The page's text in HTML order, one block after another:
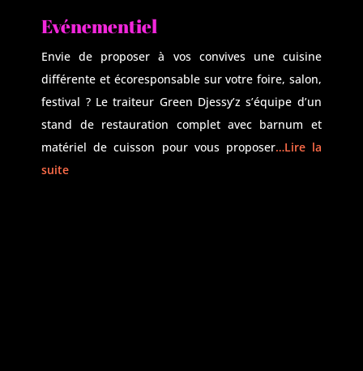
Evénementiel
Envie de proposer à vos convives une cuisine
différente et écoresponsable sur votre foire, salon,
festival ? Le traiteur Green Djessy’z s’équipe d’un
stand de restauration complet avec barnum et
matériel de cuisson pour vous proposer…Lire la
suite